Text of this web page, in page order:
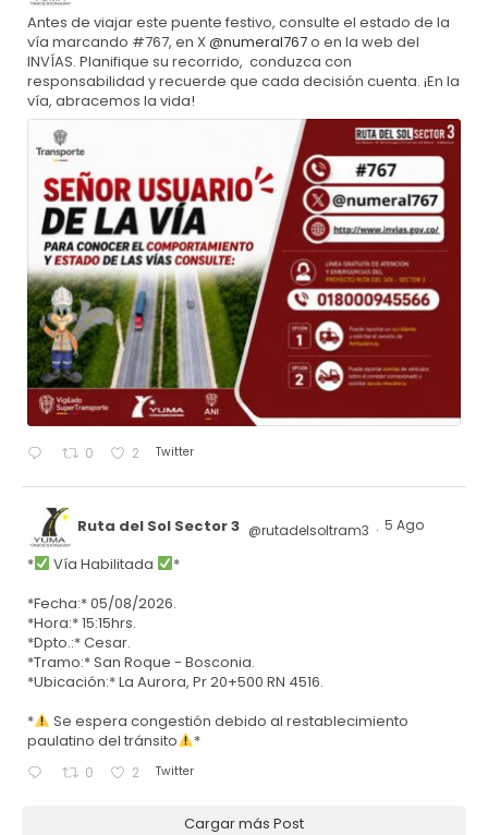
Antes de viajar este puente festivo, consulte el estado de la
vía marcando #767, en X@numeral767o en la web del
INVÍAS. Planifique su recorrido, conduzca con
responsabilidad y recuerde que cada decisión cuenta. ¡En la
vía, abracemos la vida!
0 2 Twitter
Ruta del Sol Sector 3 @rutadelsoltram3 · 5 Ago
* Vía Habilitada
*
*Fecha:* 05/08/2026.
*Hora:* 15:15hrs.
*Dpto.:* Cesar.
*Tramo:* San Roque - Bosconia.
*Ubicación:* La Aurora, Pr 20+500 RN 4516.
*
Se espera congestión debido al restablecimiento
paulatino del tránsito
*
0 2 Twitter
Cargar más Post